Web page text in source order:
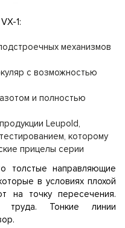
1:
механизмов
с возможностью
и полностью
Leupold,
которому
прицелы серии
толстые направляющие
в условиях плохой
на точку пересечения.
труда. Тонкие линии